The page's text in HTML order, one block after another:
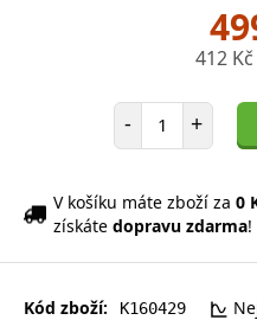
412
- Počet položek
+
V košíku máte zboží za 0
získáte dopravu zdarma!
Kód zboží: K160429